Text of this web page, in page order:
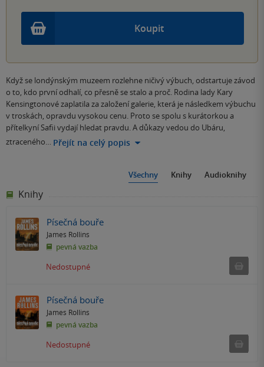
Koupit
Když se londýnským muzeem rozlehne ničivý výbuch, odstartuje závod
o to, kdo první odhalí, co přesně se stalo a proč. Rodina lady Kary
Kensingtonové zaplatila za založení galerie, která je následkem výbuchu
v troskách, opravdu vysokou cenu. Proto se spolu s kurátorkou a
přítelkyní Safii vydají hledat pravdu. A důkazy vedou do Ubáru,
ztraceného… Přejít na celý popis
Všechny Knihy Audioknihy
Knihy
Písečná bouře
James Rollins
pevná vazba
Nedostupné
Písečná bouře
James Rollins
pevná vazba
Nedostupné